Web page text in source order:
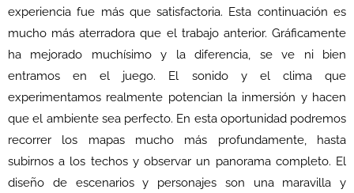
experiencia fue más que satisfactoria. Esta continuación es
mucho más aterradora que el trabajo anterior. Gráficamente
ha mejorado muchísimo y la diferencia, se ve ni bien
entramos en el juego. El sonido y el clima que
experimentamos realmente potencian la inmersión y hacen
que el ambiente sea perfecto. En esta oportunidad podremos
recorrer los mapas mucho más profundamente, hasta
subirnos a los techos y observar un panorama completo. El
diseño de escenarios y personajes son una maravilla y